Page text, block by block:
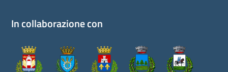
In collaborazione con